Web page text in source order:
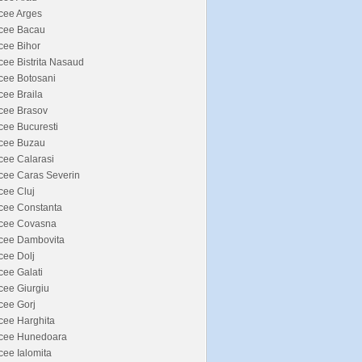
Arges
Bacau
Bihor
Bistrita Nasaud
Botosani
Braila
Brasov
Bucuresti
Buzau
Calarasi
Caras Severin
Cluj
Constanta
Covasna
Dambovita
Dolj
Galati
Giurgiu
Gorj
Harghita
Hunedoara
Ialomita